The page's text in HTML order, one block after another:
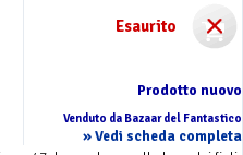
Esaurito
Prodotto nuovo
Venduto da Bazaar del Fantastico
» Vedi scheda completa